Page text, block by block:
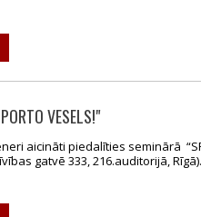
VESELS!"
aicināti piedalīties seminārā
gatvē 333, 216.auditorijā,